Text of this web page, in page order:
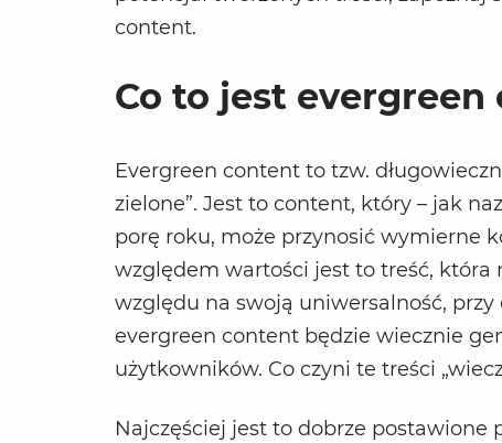
content.
Co to jest evergreen
Evergreen content to tzw.
zielone”. Jest to content, który – jak
porę roku, może przynosić wymierne
względem wartości jest to treść,
względu na swoją uniwersalność,
evergreen content będzie wiecznie
użytkowników. Co czyni te treści
Najczęściej jest to dobrze postawione